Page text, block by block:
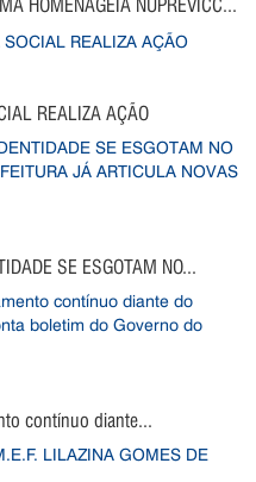
HOMENAGEIA NUPREVICC...
REALIZA AÇÃO
SE ESGOTAM NO...
contínuo diante...